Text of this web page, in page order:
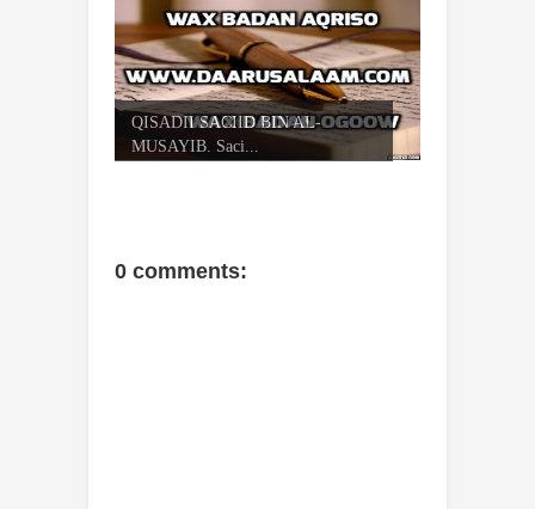
QISADII SACIID BIN AL-
MUSAYIB. Saci...
0 comments: